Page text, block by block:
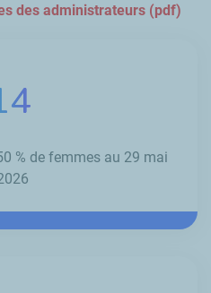
des administrateurs (pdf)
% de femmes au 29 mai